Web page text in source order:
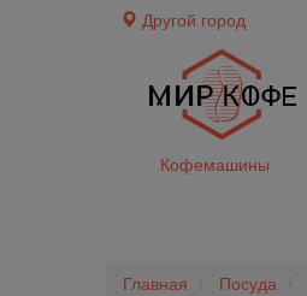
Другой город
Кофемашины
Главная Посуда